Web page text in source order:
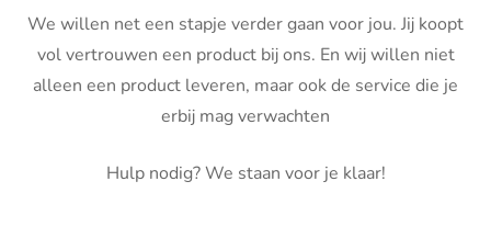
We willen net een stapje verder gaan voor jou. Jij koopt
vol vertrouwen een product bij ons. En wij willen niet
alleen een product leveren, maar ook de service die je
erbij mag verwachten
Hulp nodig? We staan voor je klaar!